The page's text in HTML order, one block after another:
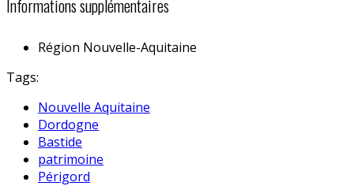
Informations supplémentaires
Région Nouvelle-Aquitaine
Tags:
Nouvelle Aquitaine
Dordogne
Bastide
patrimoine
Périgord